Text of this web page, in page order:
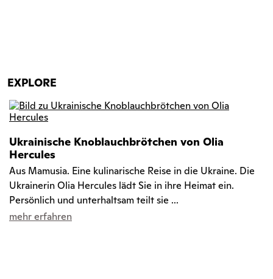
EXPLORE
Ukrainische Knoblauchbrötchen von Olia
Hercules
Aus Mamusia. Eine kulinarische Reise in die Ukraine. Die
Ukrainerin Olia Hercules lädt Sie in ihre Heimat ein.
Persönlich und unterhaltsam teilt sie ...
mehr erfahren